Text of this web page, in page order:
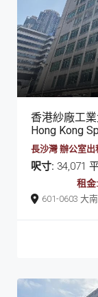
香港紗廠工
Hong Kong
長沙灣 辦公室出
呎寸: 34,071
租金